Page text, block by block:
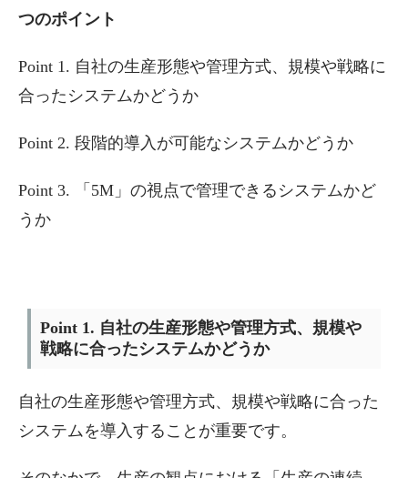
つのポイント
Point 1. 自社の生産形態や管理方式、規模や戦略に
合ったシステムかどうか
Point 2. 段階的導入が可能なシステムかどうか
Point 3. 「5M」の視点で管理できるシステムかど
うか
Point 1. 自社の生産形態や管理方式、規模や
戦略に合ったシステムかどうか
自社の生産形態や管理方式、規模や戦略に合った
システムを導入することが重要です。